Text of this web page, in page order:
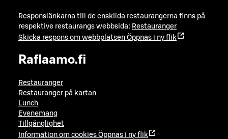
Responslänkarna till de enskilda restaurangerna finns på
respektive restaurangs webbsida: Restauranger
Skicka respons om webbplatsen Öppnas i ny flik
Raflaamo.fi
Restauranger
Restauranger på kartan
Lunch
Evenemang
Tillgänglighet
Information om cookies Öppnas i ny flik